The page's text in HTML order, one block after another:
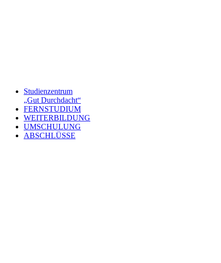
Studienzentrum
„Gut Durchdacht“
FERNSTUDIUM
WEITERBILDUNG
UMSCHULUNG
ABSCHLÜSSE